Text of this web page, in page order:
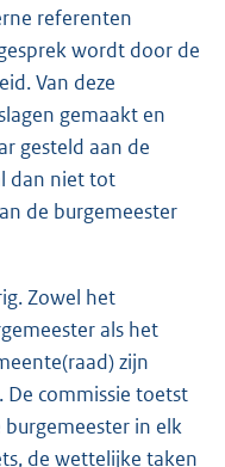
referenten
wordt door de
Van deze
gemaakt en
gesteld aan de
dan niet tot
de burgemeester
Zowel het
als het
zijn
De commissie toetst
in elk
de wettelijke taken